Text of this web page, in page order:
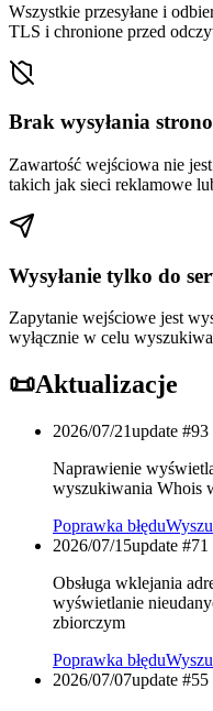
Wszystkie przesyłane i
TLS i chronione przed
Brak wysyłania
Zawartość wejściowa nie
takich jak sieci reklamowe
Wysyłanie tylko do
Zapytanie wejściowe jest
wyłącznie w celu
📜Aktualizacje
2026/07/21update #93
Naprawienie
wyszukiwania Whois
Poprawka błędu
2026/07/15update #71
Obsługa wklejania
wyświetlanie
zbiorczym
Poprawka błędu
2026/07/07update #55